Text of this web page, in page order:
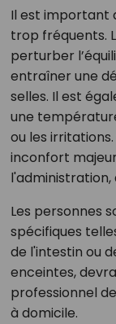
Il est important
trop fréquents.
perturber
entraîner une
selles. Il est
une
ou les
inconfort
Les personnes
spécifiques
de l'intestin ou
enceintes,
professionnel
à domicile.